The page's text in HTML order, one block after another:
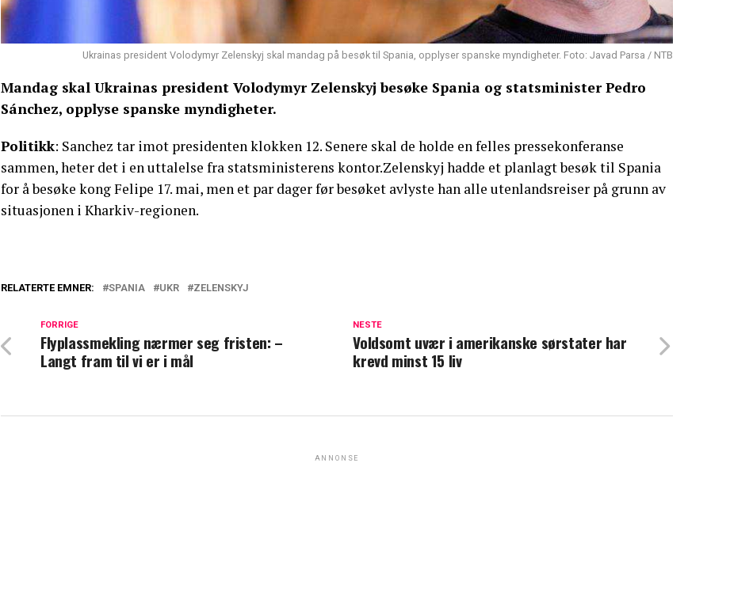
Ukrainas president Volodymyr Zelenskyj skal mandag på besøk til Spania, opplyser spanske myndigheter. Foto: Javad Parsa / NTB
Mandag skal Ukrainas president Volodymyr Zelenskyj besøke Spania og statsminister Pedro
Sánchez, opplyse spanske myndigheter.
Politikk: Sanchez tar imot presidenten klokken 12. Senere skal de holde en felles pressekonferanse
sammen, heter det i en uttalelse fra statsministerens kontor.Zelenskyj hadde et planlagt besøk til Spania
for å besøke kong Felipe 17. mai, men et par dager før besøket avlyste han alle utenlandsreiser på grunn av
situasjonen i Kharkiv-regionen.
RELATERTE EMNER: SPANIA UKR ZELENSKYJ
NESTE
Voldsomt uvær i amerikanske sørstater har
krevd minst 15 liv
FORRIGE
Flyplassmekling nærmer seg fristen: –
Langt fram til vi er i mål
ANNONSE